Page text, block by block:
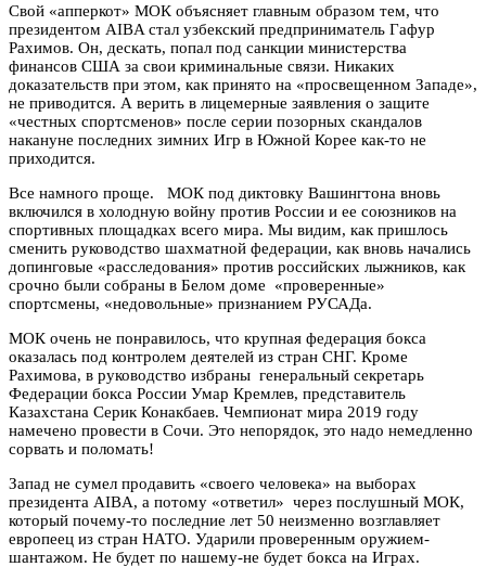
Свой «апперкот» МОК объясняет главным образом тем, что
президентом AIBA стал узбекский предприниматель Гафур
Рахимов. Он, дескать, попал под санкции министерства
финансов США за свои криминальные связи. Никаких
доказательств при этом, как принято на «просвещенном Западе»,
не приводится. А верить в лицемерные заявления о защите
«честных спортсменов» после серии позорных скандалов
накануне последних зимних Игр в Южной Корее как-то не
приходится.
Все намного проще. МОК под диктовку Вашингтона вновь
включился в холодную войну против России и ее союзников на
спортивных площадках всего мира. Мы видим, как пришлось
сменить руководство шахматной федерации, как вновь начались
допинговые «расследования» против российских лыжников, как
срочно были собраны в Белом доме «проверенные»
спортсмены, «недовольные» признанием РУСАДа.
МОК очень не понравилось, что крупная федерация бокса
оказалась под контролем деятелей из стран СНГ. Кроме
Рахимова, в руководство избраны генеральный секретарь
Федерации бокса России Умар Кремлев, представитель
Казахстана Серик Конакбаев. Чемпионат мира 2019 году
намечено провести в Сочи. Это непорядок, это надо немедленно
сорвать и поломать!
Запад не сумел продавить «своего человека» на выборах
президента AIBA, а потому «ответил» через послушный МОК,
который почему-то последние лет 50 неизменно возглавляет
европеец из стран НАТО. Ударили проверенным оружием-
шантажом. Не будет по нашему-не будет бокса на Играх.